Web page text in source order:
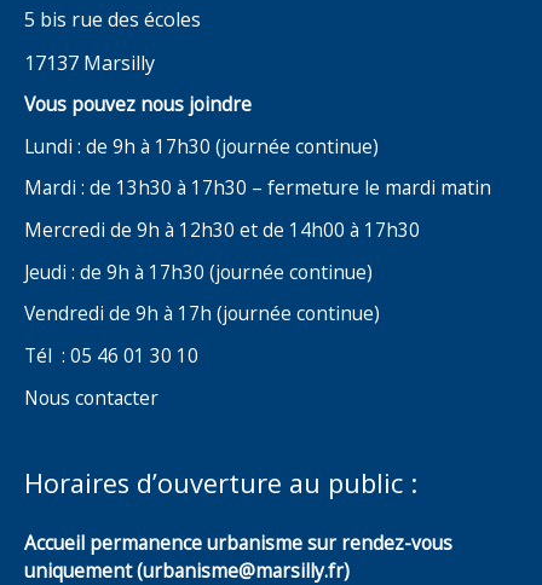
5 bis rue des écoles
17137 Marsilly
Vous pouvez nous joindre
Lundi : de 9h à 17h30 (journée continue)
Mardi : de 13h30 à 17h30 – fermeture le mardi matin
Mercredi de 9h à 12h30 et de 14h00 à 17h30
Jeudi : de 9h à 17h30 (journée continue)
Vendredi de 9h à 17h (journée continue)
Tél : 05 46 01 30 10
Nous contacter
Horaires d’ouverture au public :
Accueil permanence urbanisme sur rendez-vous
uniquement (urbanisme@marsilly.fr)